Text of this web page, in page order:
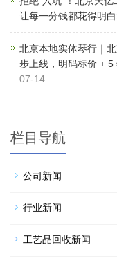
让每一分钱都花得明白
北京本地实体琴行｜
步上线，明码标价 +
07-14
栏目导航
公司新闻
行业新闻
工艺品回收新闻